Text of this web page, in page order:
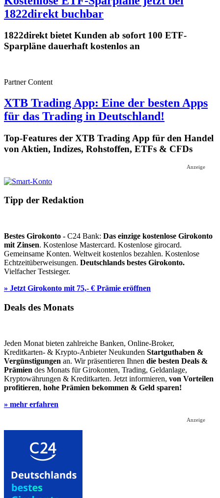
1822direkt buchbar
1822direkt bietet Kunden ab sofort 100 ETF-
Sparpläne dauerhaft kostenlos an
Partner Content
XTB Trading App: Eine der besten Apps
für das Trading in Deutschland!
Top-Features der XTB Trading App für den Handel
von Aktien, Indizes, Rohstoffen, ETFs & CFDs
Anzeige
Tipp der Redaktion
Bestes Girokonto - C24 Bank: Das einzige kostenlose Girokonto
mit Zinsen. Kostenlose Mastercard. Kostenlose girocard.
Gemeinsame Konten. Weltweit kostenlos bezahlen. Kostenlose
Echtzeitüberweisungen. Deutschlands bestes Girokonto.
Vielfacher Testsieger.
» Jetzt Girokonto mit 75,- € Prämie eröffnen
Deals des Monats
Jeden Monat bieten zahlreiche Banken, Online-Broker,
Kreditkarten- & Krypto-Anbieter Neukunden Startguthaben &
Vergünstigungen an. Wir präsentieren Ihnen die besten Deals &
Prämien des Monats für Girokonten, Trading, Geldanlage,
Kryptowährungen & Kreditkarten. Jetzt informieren, von Vorteilen
profitieren, hohe Prämien bekommen & Geld sparen!
» mehr erfahren
Anzeige